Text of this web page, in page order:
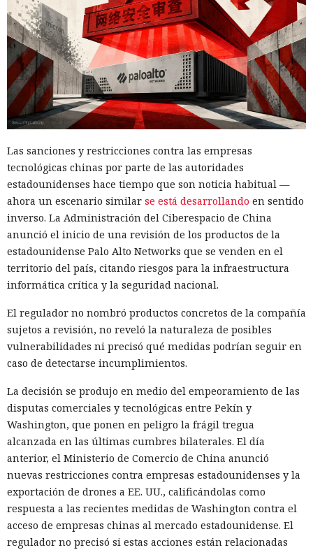
Las sanciones y restricciones contra las empresas
tecnológicas chinas por parte de las autoridades
estadounidenses hace tiempo que son noticia habitual —
ahora un escenario similar se está desarrollando en sentido
inverso. La Administración del Ciberespacio de China
anunció el inicio de una revisión de los productos de la
estadounidense Palo Alto Networks que se venden en el
territorio del país, citando riesgos para la infraestructura
informática crítica y la seguridad nacional.
El regulador no nombró productos concretos de la compañía
sujetos a revisión, no reveló la naturaleza de posibles
vulnerabilidades ni precisó qué medidas podrían seguir en
caso de detectarse incumplimientos.
La decisión se produjo en medio del empeoramiento de las
disputas comerciales y tecnológicas entre Pekín y
Washington, que ponen en peligro la frágil tregua
alcanzada en las últimas cumbres bilaterales. El día
anterior, el Ministerio de Comercio de China anunció
nuevas restricciones contra empresas estadounidenses y la
exportación de drones a EE. UU., calificándolas como
respuesta a las recientes medidas de Washington contra el
acceso de empresas chinas al mercado estadounidense. El
regulador no precisó si estas acciones están relacionadas